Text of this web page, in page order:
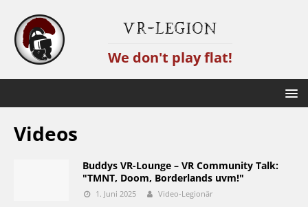
VR-Legion
We don't play flat!
Videos
Buddys VR-Lounge – VR Community Talk:
"TMNT, Doom, Borderlands uvm!"
1. Juni 2025 Video-Legionär